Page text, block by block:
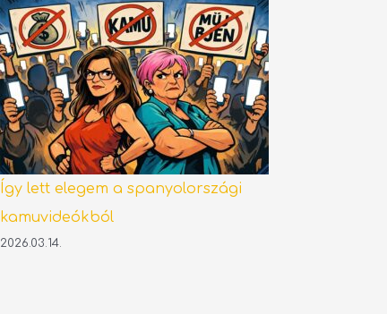
Így lett elegem a spanyolországi
kamuvideókból
2026.03.14.